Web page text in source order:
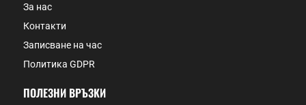
За нас
Контакти
Записване на час
Политика GDPR
ПОЛЕЗНИ ВРЪЗКИ